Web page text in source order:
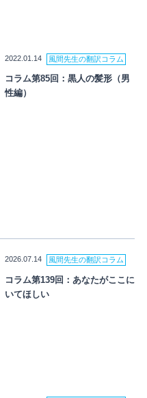
2022.01.14 風間先生の翻訳コラム
コラム第85回：黒人の髪形（男
性編）
2026.07.14 風間先生の翻訳コラム
コラム第139回：あなたがここに
いてほしい